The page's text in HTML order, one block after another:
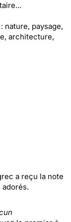
nature, paysage,
architecture,
a reçu la note